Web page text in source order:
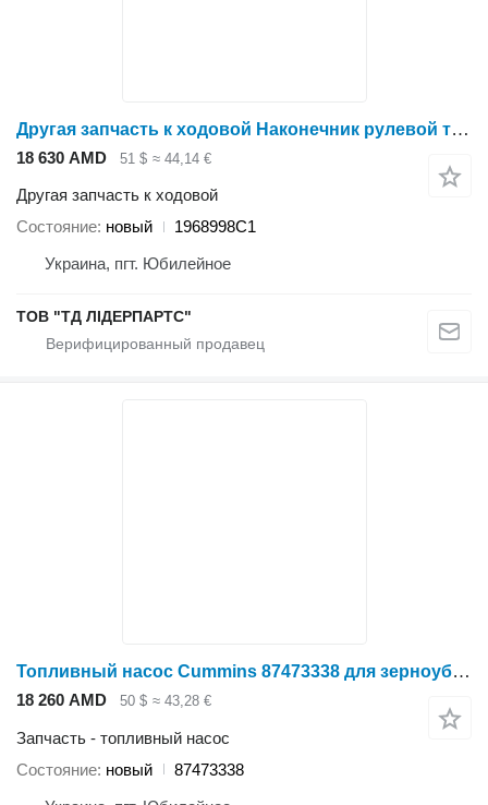
Другая запчасть к ходовой Наконечник рулевой тяги(полный привод) / Tip of steering traction (all-wheel drive) 1968998C1 для зерноуборочного комбайна Case IH 2166-2388
18 630 AMD 51 $ ≈ 44,14 €
Другая запчасть к ходовой
Состояние новый
1968998C1
Украина, пгт. Юбилейное
ТОВ "ТД ЛІДЕРПАРТС"
Топливный насос Cummins 87473338 для зерноуборочного комбайна Case IH 2166
18 260 AMD 50 $ ≈ 43,28 €
Запчасть - топливный насос
Состояние новый
87473338